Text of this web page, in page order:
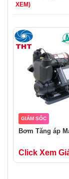
XEM)
GIẢM SỐC
Bơm Tăng áp
Click Xem